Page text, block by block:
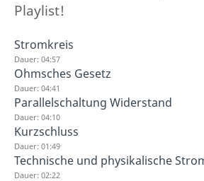
Playlist!
Stromkreis
Dauer: 04:57
Ohmsches Gesetz
Dauer: 04:41
Parallelschaltung Widerstand
Dauer: 04:10
Kurzschluss
Dauer: 01:49
Technische und physikalische
Dauer: 02:22